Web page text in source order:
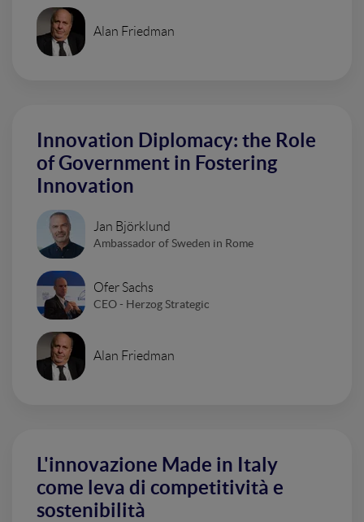
Alan Friedman
Innovation Diplomacy: the Role
of Government in Fostering
Innovation
Jan Björklund
Ambassador of Sweden in Rome
Ofer Sachs
CEO - Herzog Strategic
Alan Friedman
L'innovazione Made in Italy
come leva di competitività e
sostenibilità